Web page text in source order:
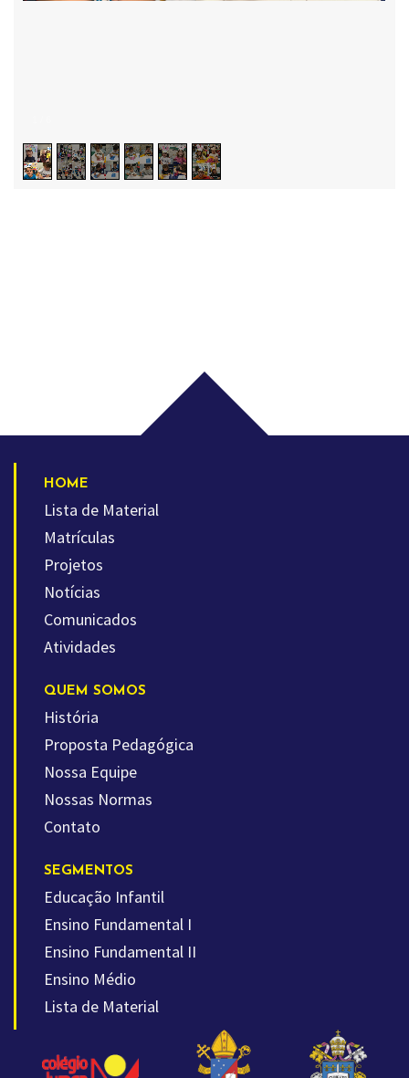
HOME
Lista de Material
Matrículas
Projetos
Notícias
Comunicados
Atividades
QUEM SOMOS
História
Proposta Pedagógica
Nossa Equipe
Nossas Normas
Contato
SEGMENTOS
Educação Infantil
Ensino Fundamental I
Ensino Fundamental II
Ensino Médio
Lista de Material